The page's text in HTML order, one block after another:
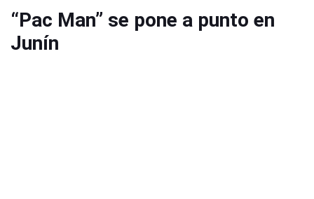
“Pac Man” se pone a punto en
Junín